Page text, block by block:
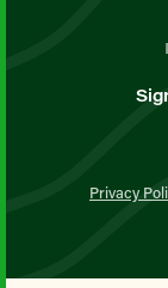
Privacy